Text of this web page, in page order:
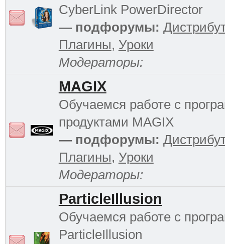
CyberLink PowerDirector
— подфорумы:
Плагины, Уроки
Модераторы:
MAGIX
Обучаемся работе с
продуктами MAGIX
— подфорумы:
Плагины, Уроки
Модераторы:
ParticleIllusion
Обучаемся работе с
ParticleIllusion